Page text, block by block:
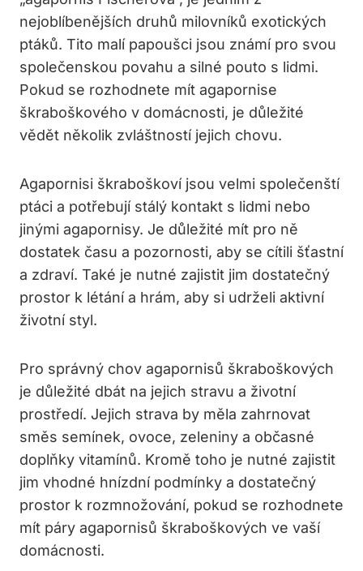
nejoblíbenějších druhů milovníků exotických
ptáků. Tito malí papoušci jsou známí pro svou
společenskou povahu a silné pouto s lidmi.
Pokud se rozhodnete mít agapornise
škraboškového v domácnosti, je důležité
vědět několik zvláštností jejich chovu.
Agapornisi škraboškoví jsou velmi společenští
ptáci a potřebují stálý kontakt s lidmi nebo
jinými agapornisy. Je důležité mít pro ně
dostatek času a pozornosti, aby se cítili šťastní
a zdraví. Také je nutné zajistit jim dostatečný
prostor k létání a hrám, aby si udrželi aktivní
životní styl.
Pro správný chov agapornisů škraboškových
je důležité dbát na jejich stravu a životní
prostředí. Jejich strava by měla zahrnovat
směs semínek, ovoce, zeleniny a občasné
doplňky vitamínů. Kromě toho je nutné zajistit
jim vhodné hnízdní podmínky a dostatečný
prostor k rozmnožování, pokud se rozhodnete
mít páry agapornisů škraboškových ve vaší
domácnosti.